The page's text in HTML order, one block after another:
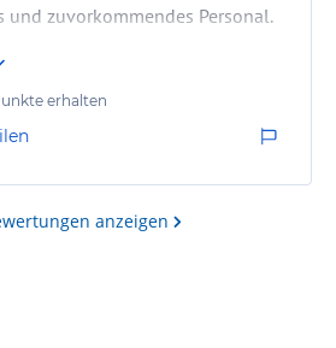
und zuvorkommendes Personal.
erhalten
anzeigen